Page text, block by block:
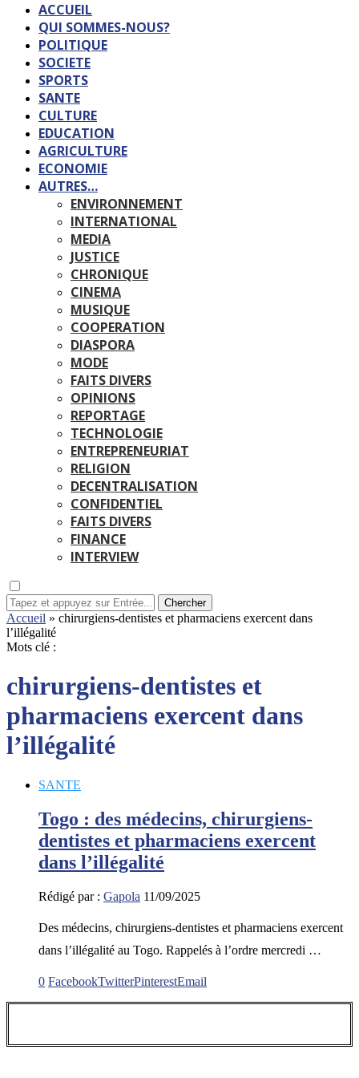
ACCUEIL
QUI SOMMES-NOUS?
POLITIQUE
SOCIETE
SPORTS
SANTE
CULTURE
EDUCATION
AGRICULTURE
ECONOMIE
AUTRES…
ENVIRONNEMENT
INTERNATIONAL
MEDIA
JUSTICE
CHRONIQUE
CINEMA
MUSIQUE
COOPERATION
DIASPORA
MODE
FAITS DIVERS
OPINIONS
REPORTAGE
TECHNOLOGIE
ENTREPRENEURIAT
RELIGION
DECENTRALISATION
CONFIDENTIEL
FAITS DIVERS
FINANCE
INTERVIEW
Chercher
Accueil » chirurgiens-dentistes et pharmaciens exercent dans
l’illégalité
Mots clé :
chirurgiens-dentistes et
pharmaciens exercent dans
l’illégalité
SANTE
Togo : des médecins, chirurgiens-
dentistes et pharmaciens exercent
dans l’illégalité
Rédigé par : Gapola 11/09/2025
Des médecins, chirurgiens-dentistes et pharmaciens exercent
dans l’illégalité au Togo. Rappelés à l’ordre mercredi …
0 FacebookTwitterPinterestEmail